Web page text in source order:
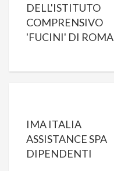
DELL'ISTITUTO
COMPRENSIVO
'FUCINI' DI ROMA
IMA ITALIA
ASSISTANCE SPA
DIPENDENTI